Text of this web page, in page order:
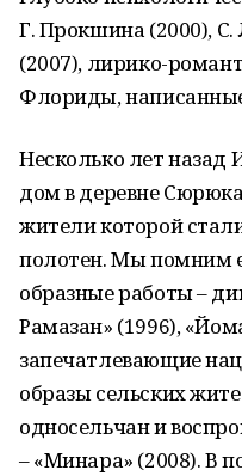
Г. Прокшина (2000), С.
(2007), лирико-
Флориды,
Несколько лет назад
дом в деревне
жители которой
полотен. Мы помним
образные работы –
Рамазан» (1996),
запечатлевающие
образы сельских
односельчан и
– «Минара» (2008). В